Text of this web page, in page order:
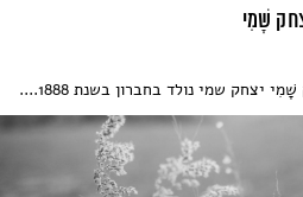
שָׁמִי
יצחק שמי נולד בחברון בשנת 1888....